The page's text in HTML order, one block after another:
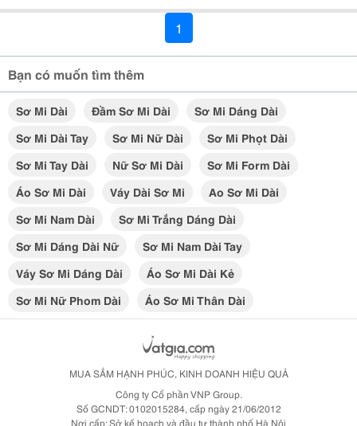
1
Bạn có muốn tìm thêm
Sơ Mi Dài Đầm Sơ Mi Dài
Sơ Mi Dáng Dài
Sơ Mi Dài Tay
Sơ Mi Nữ Dài
Sơ Mi Phọt Dài
Sơ Mi Tay Dài
Nữ Sơ Mi Dài
Sơ Mi Form Dài
Áo Sơ Mi Dài
Váy Dài Sơ Mi
Ao Sơ Mi Dài
Sơ Mi Nam Dài
Sơ Mi Trắng Dáng Dài
Sơ Mi Dáng Dài Nữ
Sơ Mi Nam Dài Tay
Váy Sơ Mi Dáng Dài
Áo Sơ Mi Dài Kẻ
Sơ Mi Nữ Phom Dài
Áo Sơ Mi Thân Dài
MUA SẮM HẠNH PHÚC, KINH DOANH HIỆU QUẢ
Công ty Cổ phần VNP Group.
Số GCNDT: 0102015284, cấp ngày 21/06/2012
Nơi cấp: Sở kế hoạch và đầu tư thành phố Hà Nội